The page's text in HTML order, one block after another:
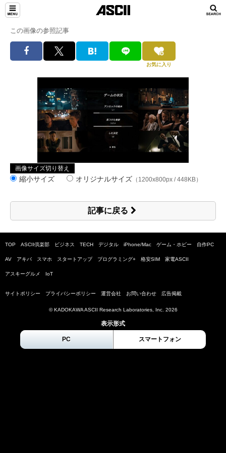
この画像の参照記事
お気に入り
画像サイズ切り替え
縮小サイズ オリジナルサイズ （1200x800px / 448KB）
記事に戻る
TOP ASCII倶楽部 ビジネス TECH デジタル iPhone/Mac ゲーム・ホビー 自作PC
AV アキバ スマホ スタートアップ プログラミング+ 格安SIM 家電ASCII
アスキーグルメ IoT
サイトポリシー プライバシーポリシー 運営会社 お問い合わせ 広告掲載
© KADOKAWA ASCII Research Laboratories, Inc. 2026
表示形式
PC スマートフォン